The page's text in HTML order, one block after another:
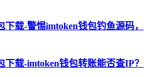
下载-警惕imtoken钱包钓鱼源码，
下载-imtoken钱包转账能否查IP？